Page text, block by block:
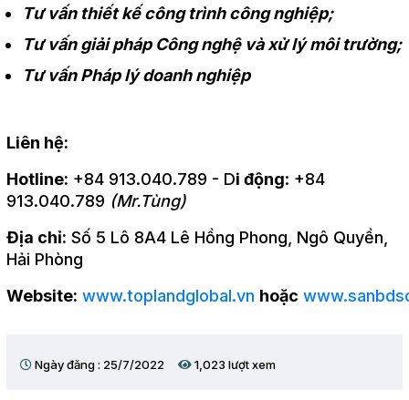
Tư vấn thiết kế công trình công nghiệp;
Tư vấn giải pháp Công nghệ và xử lý môi trường;
Tư vấn Pháp lý doanh nghiệp
Liên hệ:
Hotline: +84 913.040.789 - Di động: +84
913.040.789 (Mr.Tùng)
Địa chỉ: Số 5 Lô 8A4 Lê Hồng Phong, Ngô Quyền,
Hải Phòng
Website: www.toplandglobal.vn hoặc
Ngày đăng : 25/7/2022 1,023 lượt xem